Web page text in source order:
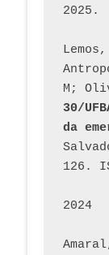
2025.
M;
30/
da
126.
2024